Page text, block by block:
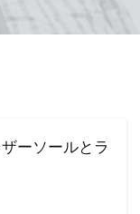
ーソールとラ